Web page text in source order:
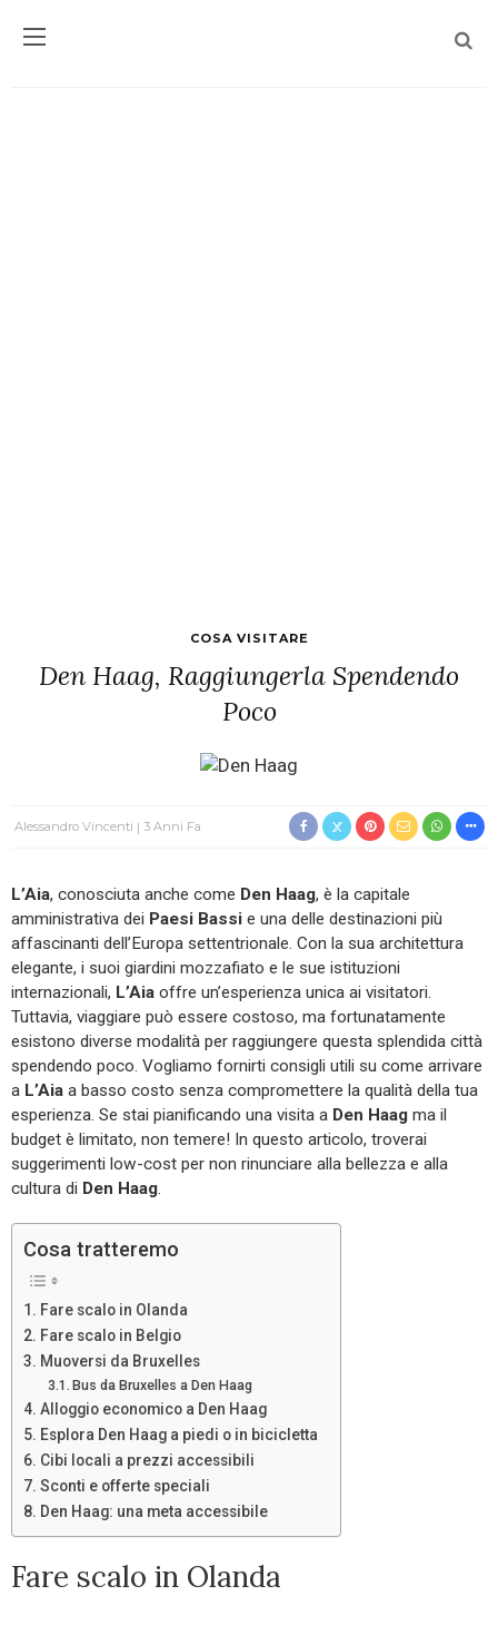
COSA VISITARE
Den Haag, Raggiungerla Spendendo
Poco
Alessandro Vincenti 3 Anni Fa
L’Aia, conosciuta anche come Den Haag, è la capitale
amministrativa dei Paesi Bassi e una delle destinazioni più
affascinanti dell’Europa settentrionale. Con la sua architettura
elegante, i suoi giardini mozzafiato e le sue istituzioni
internazionali, L’Aia offre un’esperienza unica ai visitatori.
Tuttavia, viaggiare può essere costoso, ma fortunatamente
esistono diverse modalità per raggiungere questa splendida città
spendendo poco. Vogliamo fornirti consigli utili su come arrivare
a L’Aia a basso costo senza compromettere la qualità della tua
esperienza. Se stai pianificando una visita a Den Haag ma il
budget è limitato, non temere! In questo articolo, troverai
suggerimenti low-cost per non rinunciare alla bellezza e alla
cultura di Den Haag.
Cosa tratteremo
Fare scalo in Olanda
Fare scalo in Belgio
Muoversi da Bruxelles
Bus da Bruxelles a Den Haag
Alloggio economico a Den Haag
Esplora Den Haag a piedi o in bicicletta
Cibi locali a prezzi accessibili
Sconti e offerte speciali
Den Haag: una meta accessibile
Fare scalo in Olanda